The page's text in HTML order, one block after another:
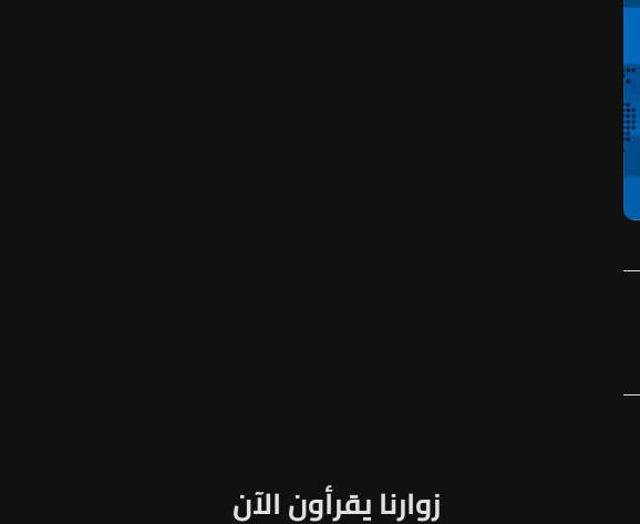
زوارنا يقرأون الآن